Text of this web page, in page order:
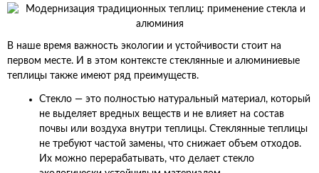
В наше время важность экологии и устойчивости стоит на
первом месте. И в этом контексте стеклянные и алюминиевые
теплицы также имеют ряд преимуществ.
Стекло — это полностью натуральный материал, который
не выделяет вредных веществ и не влияет на состав
почвы или воздуха внутри теплицы. Стеклянные теплицы
не требуют частой замены, что снижает объем отходов.
Их можно перерабатывать, что делает стекло